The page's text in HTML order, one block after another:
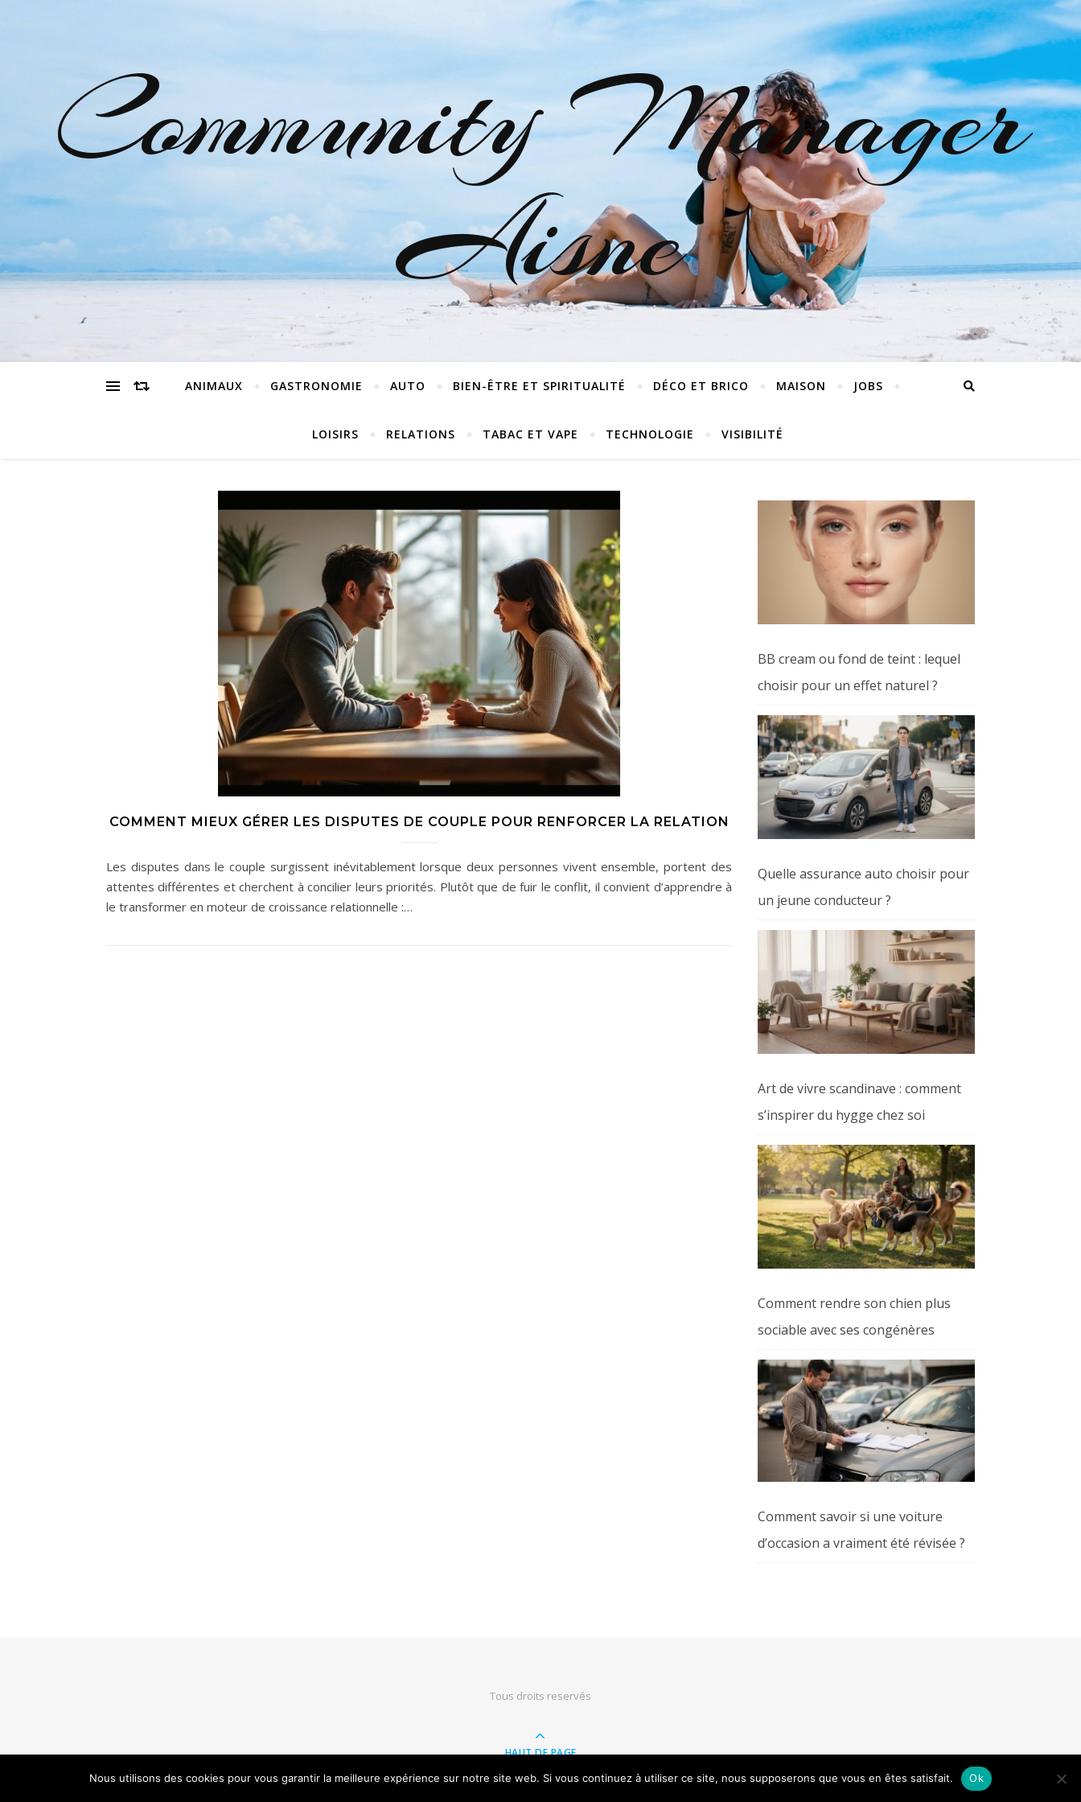
Community Manager
Aisne
ANIMAUX GASTRONOMIE AUTO BIEN-ÊTRE ET SPIRITUALITÉ DÉCO ET BRICO MAISON JOBS
LOISIRS RELATIONS TABAC ET VAPE TECHNOLOGIE VISIBILITÉ
COMMENT MIEUX GÉRER LES DISPUTES DE COUPLE POUR RENFORCER LA RELATION
Les disputes dans le couple surgissent inévitablement lorsque deux personnes vivent ensemble, portent des
attentes différentes et cherchent à concilier leurs priorités. Plutôt que de fuir le conflit, il convient d’apprendre à
le transformer en moteur de croissance relationnelle :…
BB cream ou fond de teint : lequel
choisir pour un effet naturel ?
Quelle assurance auto choisir pour
un jeune conducteur ?
Art de vivre scandinave : comment
s’inspirer du hygge chez soi
Comment rendre son chien plus
sociable avec ses congénères
Comment savoir si une voiture
d’occasion a vraiment été révisée ?
Tous droits reservés
HAUT DE PAGE
Nous utilisons des cookies pour vous garantir la meilleure expérience sur notre site web. Si vous continuez à utiliser ce site, nous supposerons que vous en êtes satisfait. Ok